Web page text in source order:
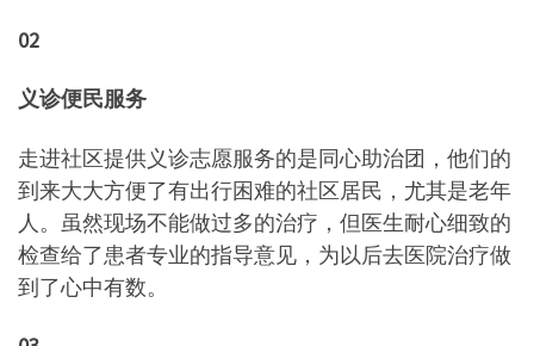
02
义诊便民服务
走进社区提供义诊志愿服务的是同心助治团，他们的
到来大大方便了有出行困难的社区居民，尤其是老年
人。虽然现场不能做过多的治疗，但医生耐心细致的
检查给了患者专业的指导意见，为以后去医院治疗做
到了心中有数。